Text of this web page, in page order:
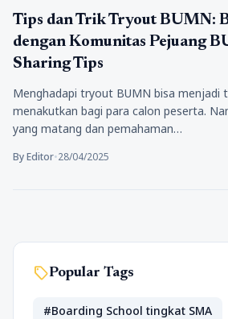
Pendidikan
Tips dan Trik Tryout BUMN:
dengan Komunitas Pejuang
Sharing Tips
Menghadapi tryout BUMN bisa menjadi
menakutkan bagi para calon peserta.
yang matang dan pemahaman…
By Editor•28/04/2025
sellPopular Tags
#Boarding School tingkat SMA